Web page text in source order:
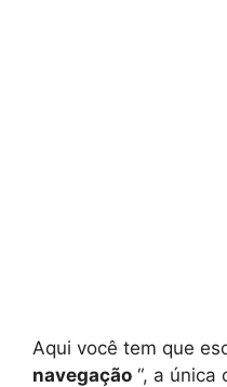
Aqui você tem que
navegação “, a única